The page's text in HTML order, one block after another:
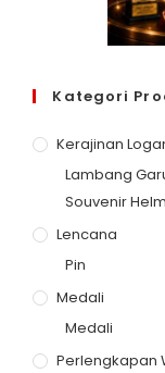
Kategori
Kerajinan
Lambang
Souvenir
Lencana
Pin
Medali
Medali
Perlengkapan